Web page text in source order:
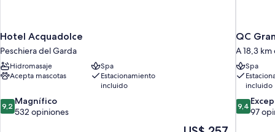
Hotel Acquadolce
Peschiera del Garda
Hidromasaje
Spa
Acepta mascotas
Estacionamiento
incluido
9.2
de
9,2 Magnífico
532 opiniones
El
QC
A 18,3
Spa
incluido
9.4
de
9,4
97